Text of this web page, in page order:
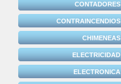
CONTADORES
CONTRAINCENDIOS
CHIMENEAS
ELECTRICIDAD
ELECTRONICA